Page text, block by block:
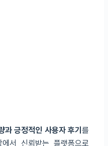
과 긍정적인 사용자 후기를
서 신뢰받는 플랫폼으로